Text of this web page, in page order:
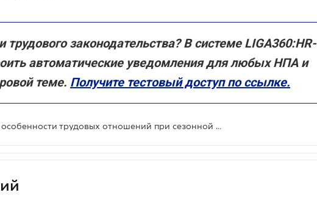
законодательства? В системе LIGA360:HR-
автоматические уведомления для любых НПА и
теме. Получите тестовый доступ по ссылке.
В ГНС указали особенности трудовых отношений при сезонной (временной) работе